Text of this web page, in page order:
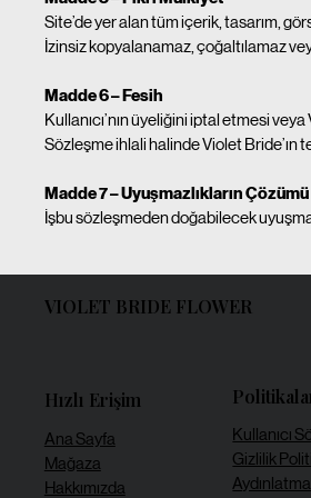
Site’de yer alan tüm içerik, tasarım,
İzinsiz kopyalanamaz, çoğaltılamaz
Madde 6 – Fesih
Kullanıcı’nın üyeliğini iptal etmesi
Sözleşme ihlali halinde Violet Bride’ın
Madde 7 – Uyuşmazlıkların Çözümü
İşbu sözleşmeden doğabilecek
VIOLET BRIDE FLOWER
Hızlı Erişim
Ana Sayfa
Mağaza
Hakkımızda
Kullanıcı
Gizlilik